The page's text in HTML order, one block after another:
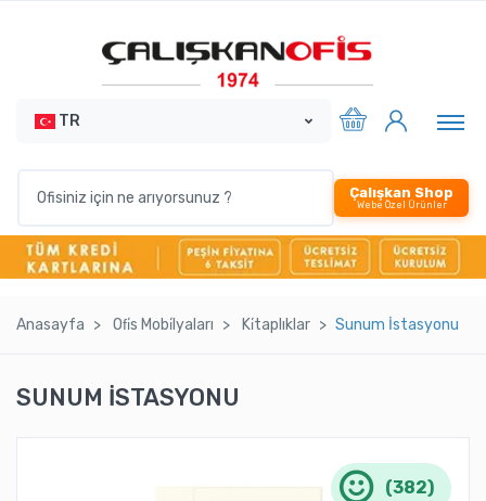
TR
Çalışkan Shop
Webe Özel Ürünler
Anasayfa Ofi̇s Mobi̇lyaları Ki̇taplıklar Sunum İstasyonu
SUNUM İSTASYONU
(382)